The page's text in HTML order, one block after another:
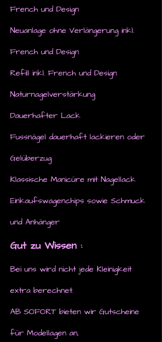
French und Design
Neuanlage ohne Verlängerung inkl.
French und Design
Refill inkl. French und Design
Naturnagelverstärkung
Dauerhafter Lack
Fussnägel dauerhaft lackieren oder
Gelüberzug
Klassische Manicüre mit Nagellack
Einkaufswagenchips sowie Schmuck
und Anhänger
Gut zu Wissen :
Bei uns wird nicht jede Kleinigkeit
extra berechnet.
AB SOFORT bieten wir Gutscheine
für Modellagen an,